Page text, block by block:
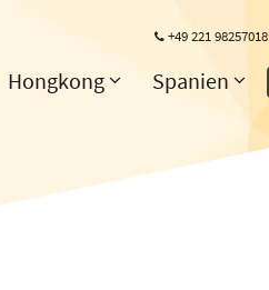
+49 221 98257018
Hongkong Spanien